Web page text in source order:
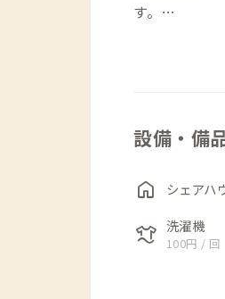
す。
JR上野原駅
駐車場は敷地
道路沿いに
に絹を上納
1階玄関を
設備・備
home シェアハ
laundry 洗濯機
100円 / 回